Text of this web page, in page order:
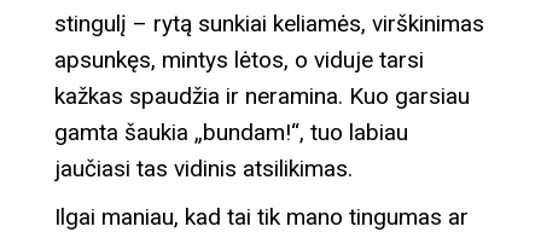
stingulį – rytą sunkiai keliamės, virškinimas
apsunkęs, mintys lėtos, o viduje tarsi
kažkas spaudžia ir neramina. Kuo garsiau
gamta šaukia „bundam!“, tuo labiau
jaučiasi tas vidinis atsilikimas.
Ilgai maniau, kad tai tik mano tingumas ar